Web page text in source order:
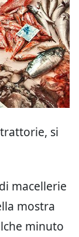
si
macellerie
mostra
minuto